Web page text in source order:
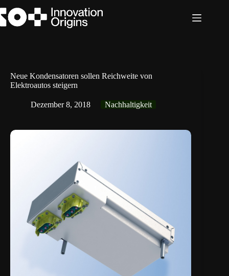
Inhalt
springen
Neue Kondensatoren sollen Reichweite von
Elektroautos steigern
Dezember 8, 2018 Nachhaltigkeit